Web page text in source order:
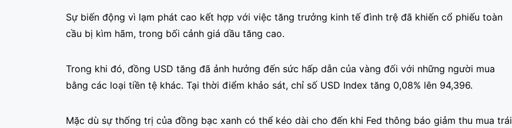
Sự biến động vì lạm phát cao kết hợp với việc tăng trưởng kinh tế đình trệ đã khiến cổ phiếu toàn
cầu bị kìm hãm, trong bối cảnh giá dầu tăng cao.
Trong khi đó, đồng USD tăng đã ảnh hưởng đến sức hấp dẫn của vàng đối với những người mua
bằng các loại tiền tệ khác. Tại thời điểm khảo sát, chỉ số USD Index tăng 0,08% lên 94,396.
Mặc dù sự thống trị của đồng bạc xanh có thể kéo dài cho đến khi Fed thông báo giảm thu mua trái